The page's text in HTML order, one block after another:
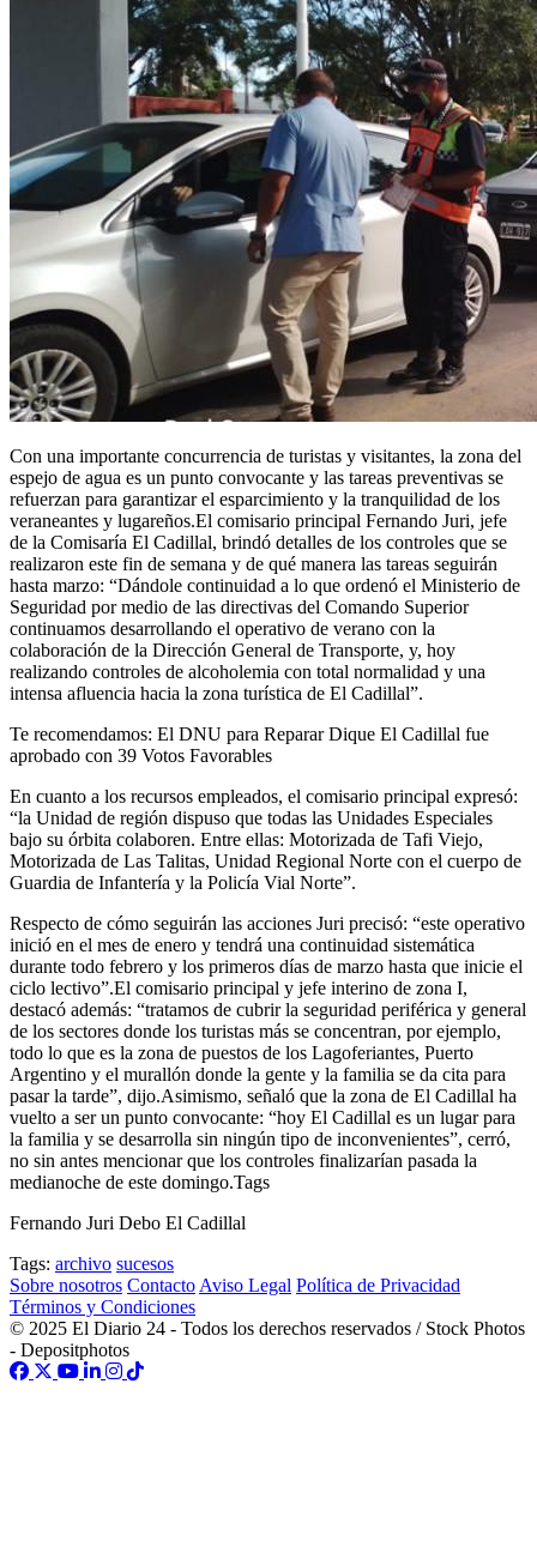
Con una importante concurrencia de turistas y visitantes, la zona del
espejo de agua es un punto convocante y las tareas preventivas se
refuerzan para garantizar el esparcimiento y la tranquilidad de los
veraneantes y lugareños.El comisario principal Fernando Juri, jefe
de la Comisaría El Cadillal, brindó detalles de los controles que se
realizaron este fin de semana y de qué manera las tareas seguirán
hasta marzo: “Dándole continuidad a lo que ordenó el Ministerio de
Seguridad por medio de las directivas del Comando Superior
continuamos desarrollando el operativo de verano con la
colaboración de la Dirección General de Transporte, y, hoy
realizando controles de alcoholemia con total normalidad y una
intensa afluencia hacia la zona turística de El Cadillal”.
Te recomendamos: El DNU para Reparar Dique El Cadillal fue
aprobado con 39 Votos Favorables
En cuanto a los recursos empleados, el comisario principal expresó:
“la Unidad de región dispuso que todas las Unidades Especiales
bajo su órbita colaboren. Entre ellas: Motorizada de Tafi Viejo,
Motorizada de Las Talitas, Unidad Regional Norte con el cuerpo de
Guardia de Infantería y la Policía Vial Norte”.
Respecto de cómo seguirán las acciones Juri precisó: “este operativo
inició en el mes de enero y tendrá una continuidad sistemática
durante todo febrero y los primeros días de marzo hasta que inicie el
ciclo lectivo”.El comisario principal y jefe interino de zona I,
destacó además: “tratamos de cubrir la seguridad periférica y general
de los sectores donde los turistas más se concentran, por ejemplo,
todo lo que es la zona de puestos de los Lagoferiantes, Puerto
Argentino y el murallón donde la gente y la familia se da cita para
pasar la tarde”, dijo.Asimismo, señaló que la zona de El Cadillal ha
vuelto a ser un punto convocante: “hoy El Cadillal es un lugar para
la familia y se desarrolla sin ningún tipo de inconvenientes”, cerró,
no sin antes mencionar que los controles finalizarían pasada la
medianoche de este domingo.Tags
Fernando Juri Debo El Cadillal
Tags: archivo sucesos
Sobre nosotros Contacto Aviso Legal Política de Privacidad
Términos y Condiciones
© 2025 El Diario 24 - Todos los derechos reservados / Stock Photos
- Depositphotos